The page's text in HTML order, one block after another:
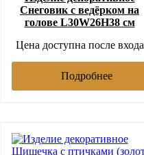
Снеговик с ведёрком на
голове L30W26H38 см
Цена доступна после входа
Подробнее